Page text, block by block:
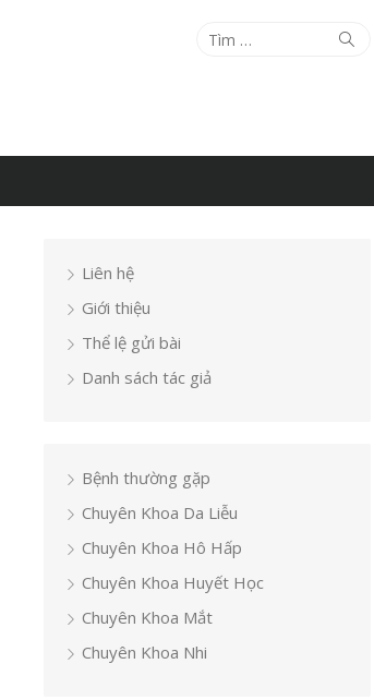
Tìm
Tìm
Liên hệ
Giới thiệu
Thể lệ gửi bài
Danh sách tác giả
Bệnh thường gặp
Chuyên Khoa Da Liễu
Chuyên Khoa Hô Hấp
Chuyên Khoa Huyết Học
Chuyên Khoa Mắt
Chuyên Khoa Nhi